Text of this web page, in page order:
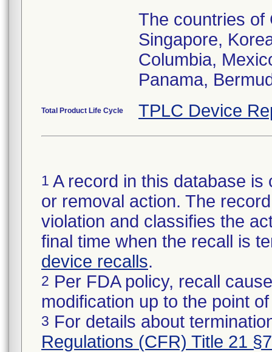
The countries of
Singapore,
Columbia,
Panama,
Total Product Life Cycle TPLC Device
1 A record in this database
or removal action. The
violation and classifies the
final time when the recall is
device recalls.
2 Per FDA policy, recall
modification up to the point
3 For details about
Regulations (CFR) Title 21